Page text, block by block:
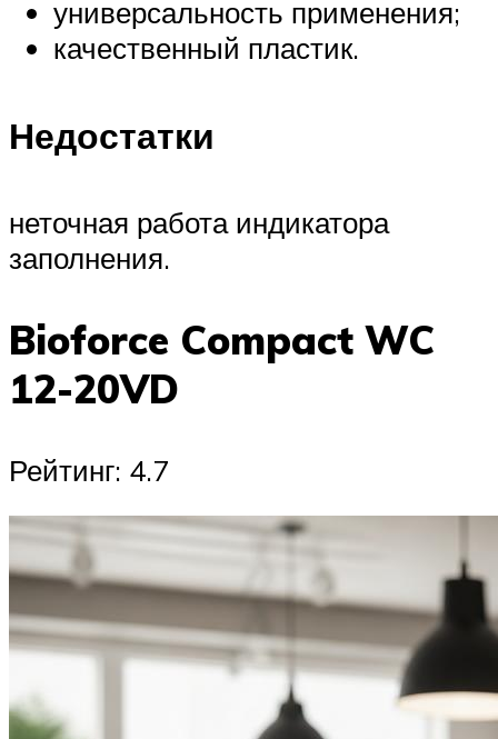
универсальность применения;
качественный пластик.
Недостатки
неточная работа индикатора
заполнения.
Bioforce Compact WC
12-20VD
Рейтинг: 4.7